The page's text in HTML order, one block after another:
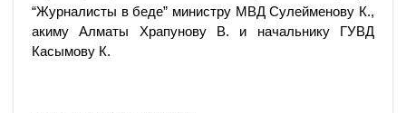
“Журналисты в беде” министру МВД Сулейменову К.,
акиму Алматы Храпунову В. и начальнику ГУВД
Касымову К.